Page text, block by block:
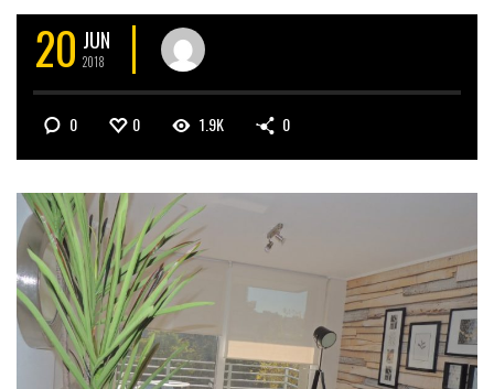
20 JUN
2018
0 0 1.9K 0